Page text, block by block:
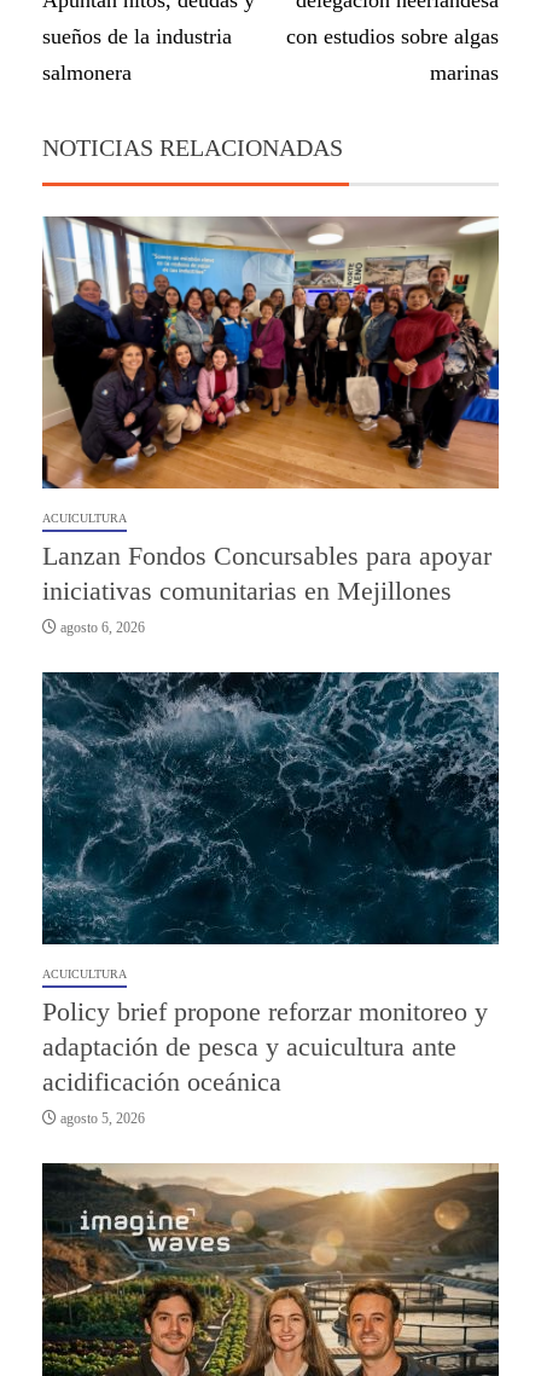
sueños de la industria
salmonera
con estudios sobre algas
marinas
NOTICIAS RELACIONADAS
ACUICULTURA
Lanzan Fondos Concursables para apoyar
iniciativas comunitarias en Mejillones
agosto 6, 2026
ACUICULTURA
Policy brief propone reforzar monitoreo y
adaptación de pesca y acuicultura ante
acidificación oceánica
agosto 5, 2026